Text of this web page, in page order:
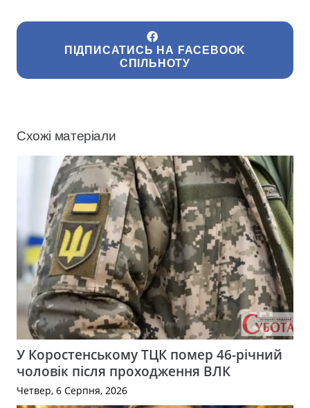
ПІДПИСАТИСЬ НА FACEBOOK
СПІЛЬНОТУ
Схожі матеріали
У Коростенському ТЦК помер 46-річний
чоловік після проходження ВЛК
Четвер, 6 Серпня, 2026